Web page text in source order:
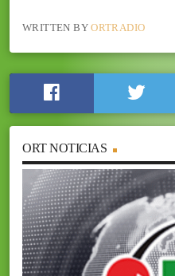
WRITTEN BYORTRADIO
ORT NOTICIAS